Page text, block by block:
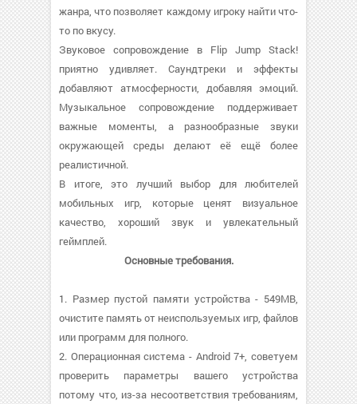
жанра, что позволяет каждому игроку найти что-
то по вкусу.
Звуковое сопровождение в Flip Jump Stack!
приятно удивляет. Саундтреки и эффекты
добавляют атмосферности, добавляя эмоций.
Музыкальное сопровождение поддерживает
важные моменты, а разнообразные звуки
окружающей среды делают её ещё более
реалистичной.
В итоге, это лучший выбор для любителей
мобильных игр, которые ценят визуальное
качество, хороший звук и увлекательный
геймплей.
Основные требования.
1. Размер пустой памяти устройства - 549MB,
очистите память от неиспользуемых игр, файлов
или программ для полного.
2. Операционная система - Android 7+, советуем
проверить параметры вашего устройства
потому что, из-за несоответствия требованиям,